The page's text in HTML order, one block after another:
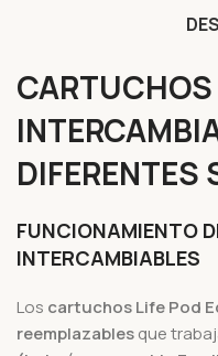
DIFERENTES
FUNCIONAMIENTO
INTERCAMBIABLES
Los cartuchos Life Pod
reemplazablesque